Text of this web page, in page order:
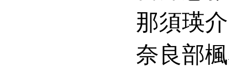
那須瑛
奈良部